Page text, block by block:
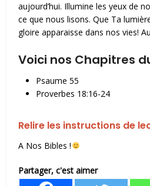
aujourd’hui. Illumine les yeux de
ce que nous lisons. Que Ta
gloire apparaisse dans nos vies!
Voici nos Chapitres
Psaume 55
Proverbes 18:16-24
Relire les instructions de
A Nos Bibles !
Partager, c'est aimer